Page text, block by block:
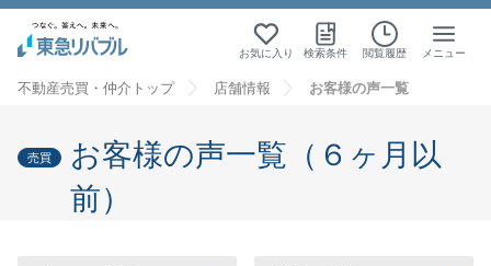
お気に入り 検索条件 閲覧履歴 メニュー
不動産売買・仲介トップ 店舗情報 お客様の声一覧
売買
お客様の声一覧（６ヶ月以
前）